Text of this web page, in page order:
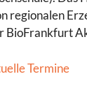
regionalen
BioFrankfurt
Termine